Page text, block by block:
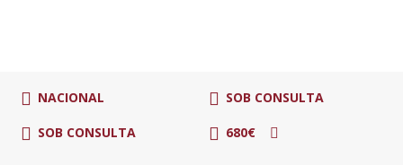
NACIONAL SOB CONSULTA
SOB CONSULTA 680€